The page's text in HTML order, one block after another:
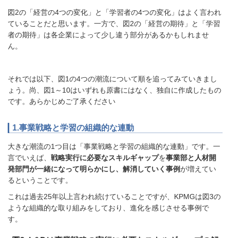
図2の「経営の4つの変化」と「学習者の4つの変化」はよく言われ
ていることだと思います。一方で、図2の「経営の期待」と「学習
者の期待」は各企業によって少し違う部分があるかもしれませ
ん。
それでは以下、図1の4つの潮流について順を追ってみていきまし
ょう。尚、図1～10はいずれも原書にはなく、独自に作成したもの
です。あらかじめご了承ください
1.事業戦略と学習の組織的な連動
大きな潮流の1つ目は「事業戦略と学習の組織的な連動」です。一
言でいえば、 戦略実行に必要なスキルギャップを事業部と人材開
発部門が一緒になって明らかにし、解消していく事例が増えてい
るということです。
これは過去25年以上言われ続けていることですが、KPMGは図3の
ような組織的な取り組みをしており、進化を感じさせる事例で
す。